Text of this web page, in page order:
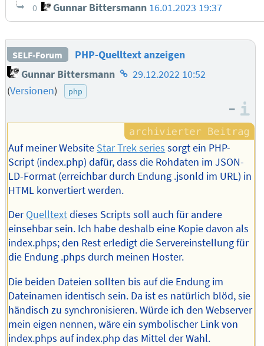
0 Gunnar Bittersmann 16.01.2023 19:37
SELF-Forum
PHP-Quelltext anzeigen
Gunnar Bittersmann Homepage
29.12.2022 10:52
(Versionen) php
–
Auf meiner Website Star Trek series sorgt ein PHP-
Script (index.php) dafür, dass die Rohdaten im JSON-
LD-Format (erreichbar durch Endung .jsonld im URL) in
HTML konvertiert werden.
DerQuelltextdieses Scripts soll auch für andere
einsehbar sein. Ich habe deshalb eine Kopie davon als
index.phps; den Rest erledigt die Servereinstellung für
die Endung .phps durch meinen Hoster.
Die beiden Dateien sollten bis auf die Endung im
Dateinamen identisch sein. Da ist es natürlich blöd, sie
händisch zu synchronisieren. Würde ich den Webserver
mein eigen nennen, wäre ein symbolischer Link von
index.phps auf index.php das Mittel der Wahl.